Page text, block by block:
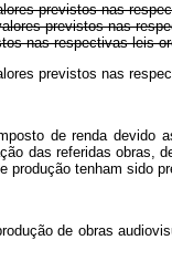
previstos nas
previstos nas
nas respectivas leis
previstos nas
de renda devido
das referidas
tenham sido
de obras